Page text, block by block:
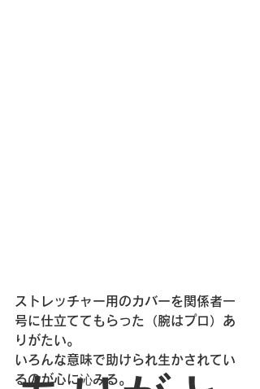
ストレッチャー用のカバーを関係者一
号に仕立ててもらった（腕はプロ）あ
りがたい。
いろんな意味で助けられ生かされてい
るのが心に沁みる。